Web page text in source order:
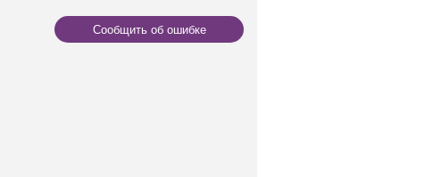
Сообщить об ошибке